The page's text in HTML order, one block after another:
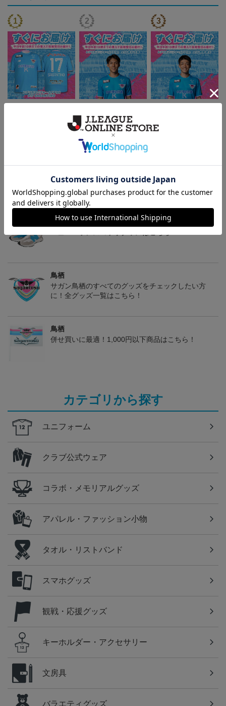
プリカユニフォームFP1st プリカユニフォームFP1st
No.10 鈴木 大馳
17,970円
鳥栖
ユニフォームはこちらをチェック♪
鳥栖
鳥栖
サガン鳥栖のすべてのグッズをチェックしたい方
に！全グッズ一覧はこちら！
鳥栖
併せ買いに最適！1,000円以下商品はこちら！
カテゴリから探す
ユニフォーム
クラブ公式ウェア
コラボ・メモリアルグッズ
アパレル・ファッション小物
タオル・リストバンド
スマホグッズ
観戦・応援グッズ
キーホルダー・アクセサリー
文房具
バラエティグッズ